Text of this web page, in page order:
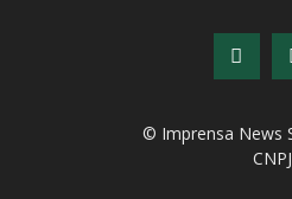
© Imprensa News